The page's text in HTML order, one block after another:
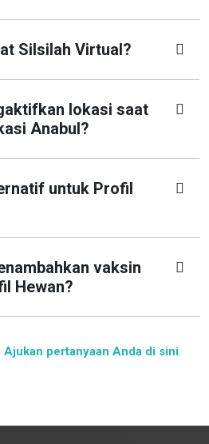
Silsilah Virtual?
lokasi saat
Anabul?
untuk Profil
vaksin
Hewan?
Ajukan pertanyaan Anda di sini.